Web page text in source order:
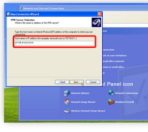
nl-nfx.trust.zone